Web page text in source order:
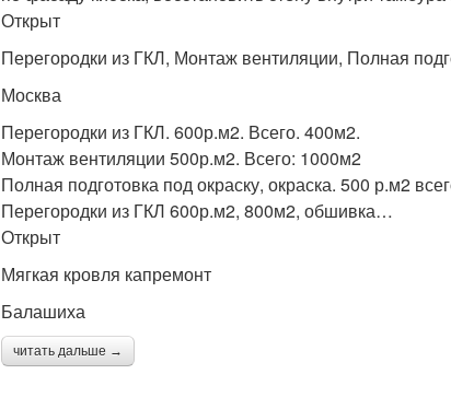
Открыт
Перегородки из ГКЛ, Монтаж вентиляции, Полная
Москва
Перегородки из ГКЛ. 600р.м2. Всего. 400м2.
Монтаж вентиляции 500р.м2. Всего: 1000м2
Полная подготовка под окраску, окраска. 500 р.м2
Перегородки из ГКЛ 600р.м2, 800м2, обшивка…
Открыт
Мягкая кровля капремонт
Балашиха
читать дальше →